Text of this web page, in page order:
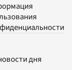
дня